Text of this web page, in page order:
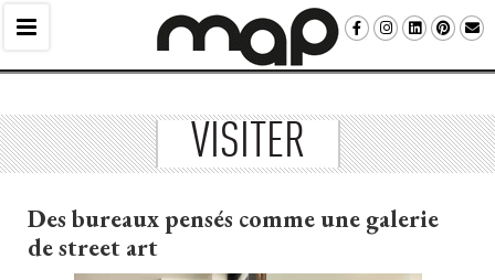
VISITER
Des bureaux pensés comme une galerie
de street art